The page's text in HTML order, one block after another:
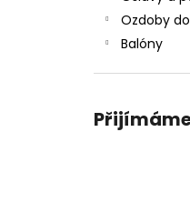
Ozdoby
Balóny